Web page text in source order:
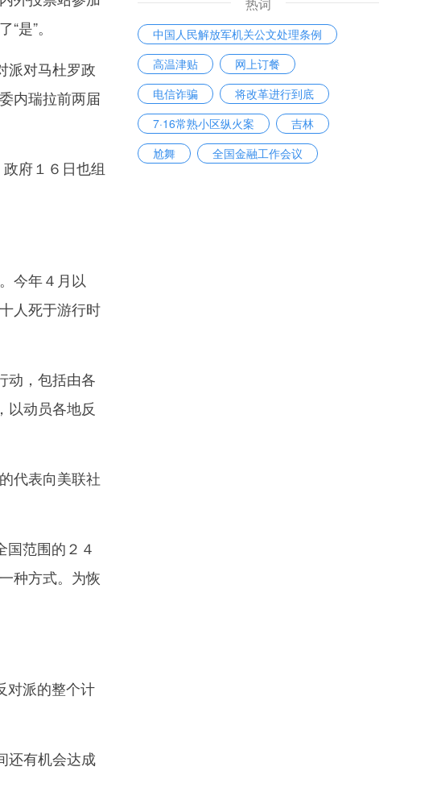
是”。
派对马杜罗政
内瑞拉前两届
府１６日也组
今年４月以
人死于游行时
动，包括由各
以动员各地反
代表向美联社
范围的２４
种方式。为恢
对派的整个计
还有机会达成
中国人民解放军机关公文处理条例
高温津贴
网上订餐
电信诈骗
将改革进行到底
7·16常熟小区纵火案
吉林
尬舞
全国金融工作会议